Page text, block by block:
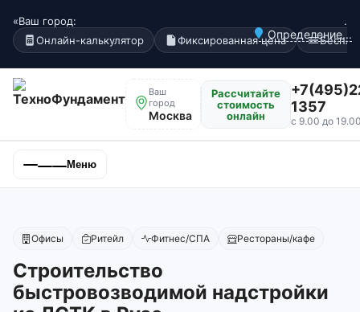
«Ваш город:
Определение...
.
Онлайн-калькулятор
Фиксированная цена
Ваш
город
Москва
Рассчитайте
стоимость
онлайн
1357
с 9.00 до
Меню
Офисы Ритейл Фитнес/СПА Рестораны/кафе
Строительство
быстровозводимой надстройки